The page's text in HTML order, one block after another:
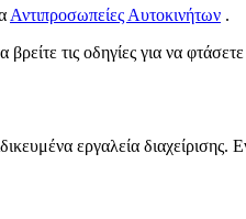
Αντιπροσωπείες Αυτοκινήτων .
βρείτε τις οδηγίες για να
εργαλεία